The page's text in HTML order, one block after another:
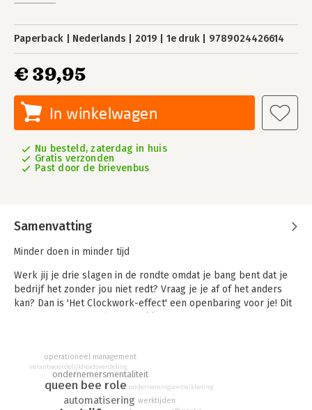
Paperback Nederlands 2019 1e druk 9789024426614
€ 39,95
In winkelwagen
Nu besteld, zaterdag in huis
Gratis verzonden
Past door de brievenbus
Samenvatting
Minder doen in minder tijd
Werk jij je drie slagen in de rondte omdat je bang bent dat je
bedrijf het zonder jou niet redt? Vraag je je af of het anders
kan? Dan is 'Het Clockwork-effect' een openbaring voor je! Dit
Michalowicz maakt het idee van minder doen in minder tijd
praktisch uitvoerbaar met behulp van een eenvoudig
automatisering
queen bee role
ondernemersmentaliteit
werktijden
verantwoordelijkheidsverdeling
operationeel management
ondernemingsontwikkeling